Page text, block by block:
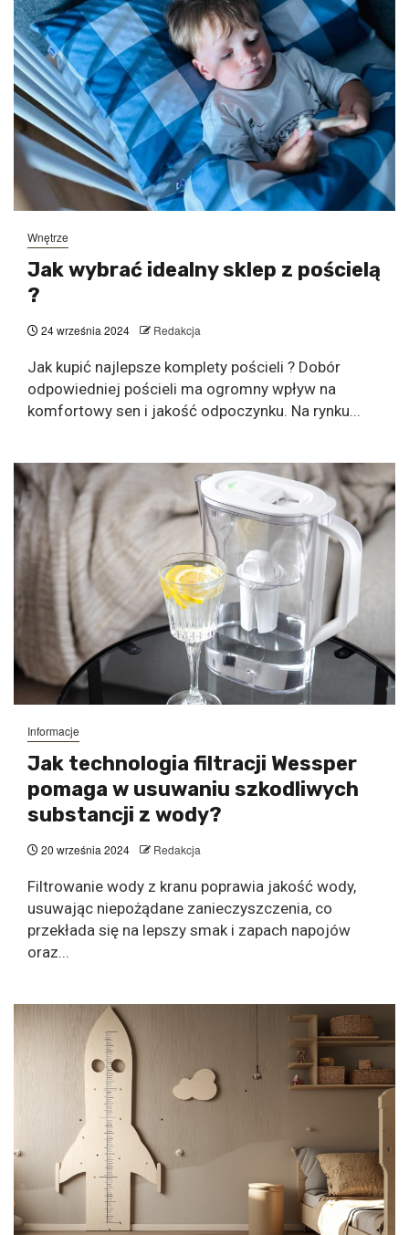
Wnętrze
Jak wybrać idealny sklep z pościelą
?
24 września 2024 Redakcja
Jak kupić najlepsze komplety pościeli ? Dobór
odpowiedniej pościeli ma ogromny wpływ na
komfortowy sen i jakość odpoczynku. Na rynku...
Informacje
Jak technologia filtracji Wessper
pomaga w usuwaniu szkodliwych
substancji z wody?
20 września 2024 Redakcja
Filtrowanie wody z kranu poprawia jakość wody,
usuwając niepożądane zanieczyszczenia, co
przekłada się na lepszy smak i zapach napojów
oraz...